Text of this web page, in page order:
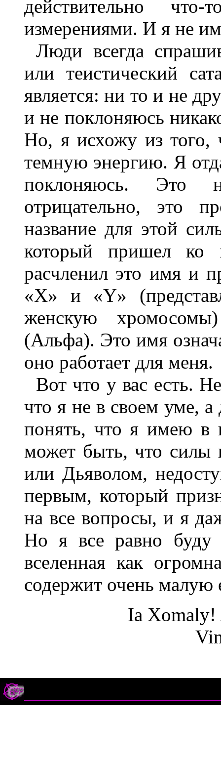
действительно
измерениями. И я не
Люди всегда
или теистический
является: ни то и не
и не поклоняюсь
Но, я исхожу из того,
темную энергию. Я
поклоняюсь. Это
отрицательно, это
название для этой
который пришел ко
расчленил это имя и
«X» и «Y»
женскую
(Альфа). Это имя
оно работает для меня.
Вот что у вас есть.
что я не в своем уме,
понять, что я имею в
может быть, что силы
или Дьяволом,
первым, который
на все вопросы, и я
Но я все равно буду
вселенная как
содержит очень малую
Ia Xomaly!